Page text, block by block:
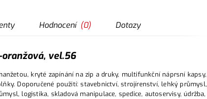
Hodnocení (0) Dotazy
oranžová, vel.56
kryté zapínání na zip a druky, multifunkční náprsní kapsy,
Doporučené použití: stavebnictví, strojírenství, lehký průmysl,
logistika, skladová manipulace, spedice, autoservisy, údržba,